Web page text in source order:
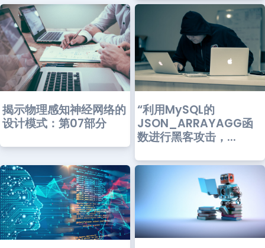
揭示物理感知神经网络的
设计模式：第07部分
“利用MySQL的
JSON_ARRAYAGG函
数进行黑客攻击，...